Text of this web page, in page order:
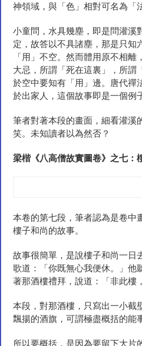
神領域，與「色」相對可名為「
小童問，水具幾塵，即是問灌溪
定，故答以不具諸塵，那是只知
「用」不空。然而體用原不相
大忌，所謂「死在這裏」，所謂
於空中要知有「用」邊。唐代禪
於出家人，這個故事即是一個例
筆者對著本段的畫面，細看灌溪
笑。未知讀者以為然否？
梁楷《八高僧故實圖卷》之七：
本卷的第七段，筆者認為是卷中
樓子和尚的故事。
故事很簡單，是說樓子和尚一日
歌道：「你既無心我便休。」他
著那酒樓禮拜，說道：「非此樓
本段，對那酒樓，只寫出一小截
飄揚的酒旗，可謂極盡概括的能
所以要概括，是因為要留下大片